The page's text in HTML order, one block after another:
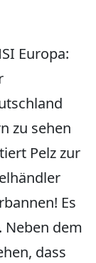
Europa:
zu sehen
Pelz zur
Es
Neben dem
dass